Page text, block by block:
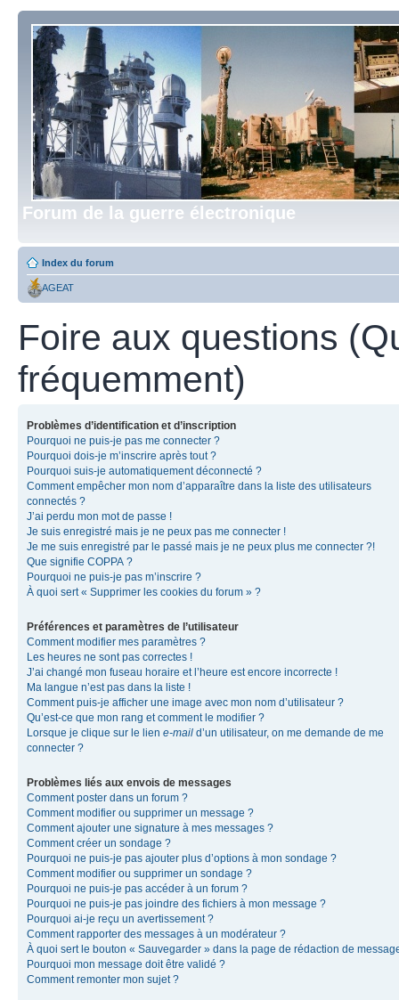
Forum de la guerre électronique
Index du forum
AGEAT
Foire aux questions
fréquemment)
Problèmes d’identification et d’inscription
Pourquoi ne puis-je pas me connecter ?
Pourquoi dois-je m’inscrire après tout ?
Pourquoi suis-je automatiquement déconnecté ?
Comment empêcher mon nom d’apparaître dans la liste des utilisateurs
connectés ?
J’ai perdu mon mot de passe !
Je suis enregistré mais je ne peux pas me connecter !
Je me suis enregistré par le passé mais je ne peux plus me connecter ?!
Que signifie COPPA ?
Pourquoi ne puis-je pas m’inscrire ?
À quoi sert « Supprimer les cookies du forum » ?
Préférences et paramètres de l’utilisateur
Comment modifier mes paramètres ?
Les heures ne sont pas correctes !
J’ai changé mon fuseau horaire et l’heure est encore incorrecte !
Ma langue n’est pas dans la liste !
Comment puis-je afficher une image avec mon nom d’utilisateur ?
Qu’est-ce que mon rang et comment le modifier ?
Lorsque je clique sur le lien e-mail d’un utilisateur, on me demande de me
connecter ?
Problèmes liés aux envois de messages
Comment poster dans un forum ?
Comment modifier ou supprimer un message ?
Comment ajouter une signature à mes messages ?
Comment créer un sondage ?
Pourquoi ne puis-je pas ajouter plus d’options à mon sondage ?
Comment modifier ou supprimer un sondage ?
Pourquoi ne puis-je pas accéder à un forum ?
Pourquoi ne puis-je pas joindre des fichiers à mon message ?
Pourquoi ai-je reçu un avertissement ?
Comment rapporter des messages à un modérateur ?
À quoi sert le bouton « Sauvegarder » dans la page de rédaction de
Pourquoi mon message doit être validé ?
Comment remonter mon sujet ?